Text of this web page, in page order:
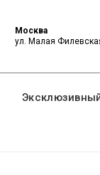
Москва
ул. Малая